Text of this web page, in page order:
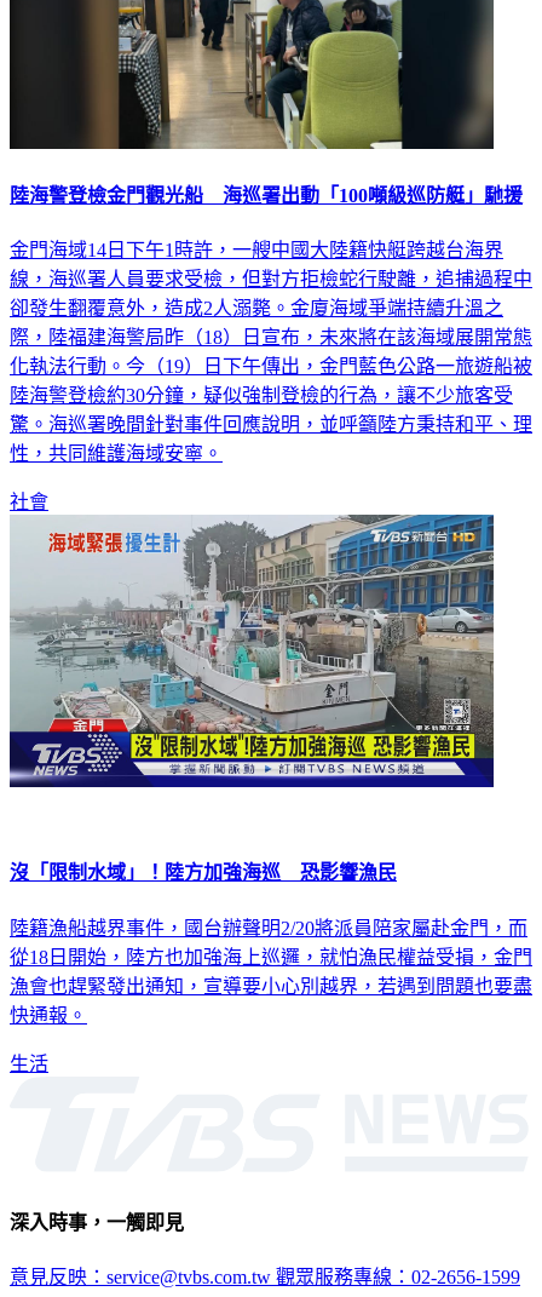
陸海警登檢金門觀光船 海巡署出動「100噸級巡防艇」馳援
金門海域14日下午1時許，一艘中國大陸籍快艇跨越台海界
線，海巡署人員要求受檢，但對方拒檢蛇行駛離，追捕過程中
卻發生翻覆意外，造成2人溺斃。金廈海域爭端持續升溫之
際，陸福建海警局昨（18）日宣布，未來將在該海域展開常態
化執法行動。今（19）日下午傳出，金門藍色公路一旅遊船被
陸海警登檢約30分鐘，疑似強制登檢的行為，讓不少旅客受
驚。海巡署晚間針對事件回應說明，並呼籲陸方秉持和平、理
性，共同維護海域安寧。
社會
沒「限制水域」！陸方加強海巡 恐影響漁民
陸籍漁船越界事件，國台辦聲明2/20將派員陪家屬赴金門，而
從18日開始，陸方也加強海上巡邏，就怕漁民權益受損，金門
漁會也趕緊發出通知，宣導要小心別越界，若遇到問題也要盡
快通報。
生活
深入時事，一觸即見
意見反映：service@tvbs.com.tw 觀眾服務專線：02-2656-1599